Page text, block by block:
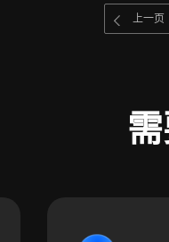
上一页
需